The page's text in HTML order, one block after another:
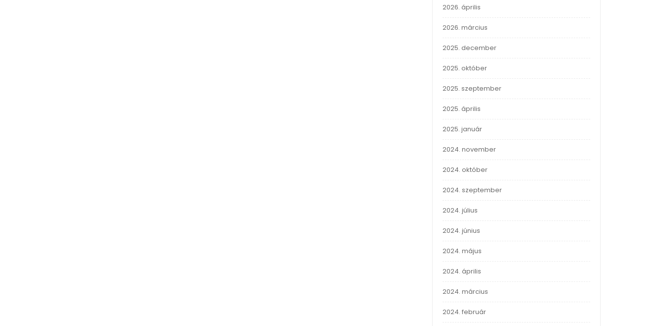
2026. április
2026. március
2025. december
2025. október
2025. szeptember
2025. április
2025. január
2024. november
2024. október
2024. szeptember
2024. július
2024. június
2024. május
2024. április
2024. március
2024. február